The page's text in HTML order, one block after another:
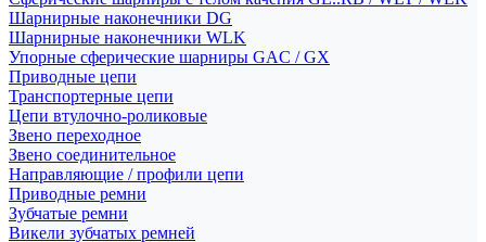
Шарнирные наконечники DG
Шарнирные наконечники WLK
Упорные сферические шарниры GAC / GX
Приводные цепи
Транспортерные цепи
Цепи втулочно-роликовые
Звено переходное
Звено соединительное
Направляющие / профили цепи
Приводные ремни
Зубчатые ремни
Викели зубчатых ремней